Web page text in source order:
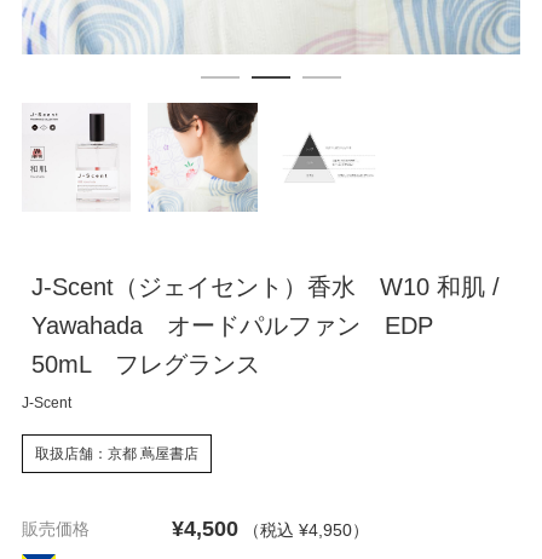
J-Scent（ジェイセント）香水 W10 和肌 /
Yawahada オードパルファン EDP
50mL フレグランス
J-Scent
取扱店舗：京都 蔦屋書店
販売価格 ¥4,500 （税込 ¥4,950）